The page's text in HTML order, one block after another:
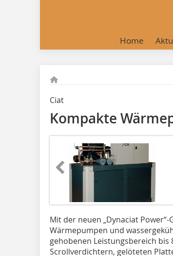
Home
Ciat
Kompakte
Mit der neuen „Dynaciat
Wärmepumpen und
gehobenen Leistungsbereich bis
Scrollverdichtern, gelöteten